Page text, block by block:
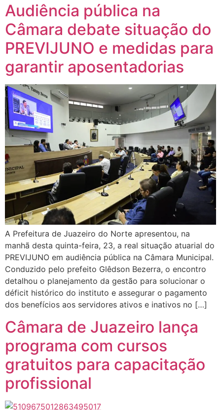
Audiência pública na
Câmara debate situação do
PREVIJUNO e medidas para
garantir aposentadorias
A Prefeitura de Juazeiro do Norte apresentou, na
manhã desta quinta-feira, 23, a real situação atuarial do
PREVIJUNO em audiência pública na Câmara Municipal.
Conduzido pelo prefeito Glêdson Bezerra, o encontro
detalhou o planejamento da gestão para solucionar o
déficit histórico do instituto e assegurar o pagamento
dos benefícios aos servidores ativos e inativos no […]
Câmara de Juazeiro lança
programa com cursos
gratuitos para capacitação
profissional